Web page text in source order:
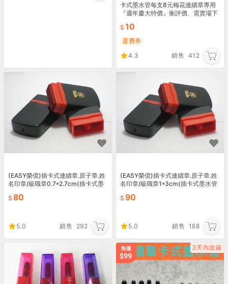
卡式墨水管每支8元梅花連續章專用
『週年慶大特價』衝評價、需賣場下
貼紙、各種印章篆刻製作
10
運費券
4.3
銷售 412
(EASY榮億)插卡式連續章.原子章.姓
名印章/級職章0.7*2.7cm(插卡式墨
80
5.0 銷售 292
(EASY榮億)插卡式連續章.原子章.姓
名印章/級職章1*3cm(插卡式墨水管
90
5.0 銷售 168